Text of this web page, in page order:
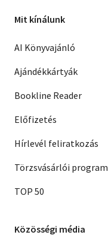
Mit kínálunk
AI Könyvajánló
Ajándékkártyák
Bookline Reader
Előfizetés
Hírlevél feliratkozás
Törzsvásárlói program
TOP 50
Közösségi média